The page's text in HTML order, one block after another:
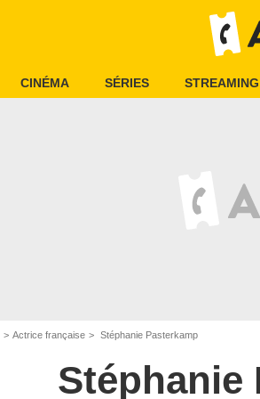
CINÉMA SÉRIES STREAMING
Actrice française Stéphanie Pasterkamp
Stéphanie